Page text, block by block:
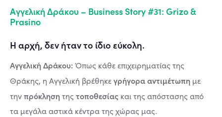
Αγγελική Δράκου – Business Story #31: Grizo &
Prasino
Η αρχή, δεν ήταν το ίδιο εύκολη.
Αγγελική Δράκου:Όπως κάθε επιχειρηματίας της
Θράκης, η Αγγελική βρέθηκεγρήγορα αντιμέτωπη με
τηνπρόκλησητηςτοποθεσίας και της απόστασης από
τα μεγάλα αστικά κέντρα της χώρας μας.